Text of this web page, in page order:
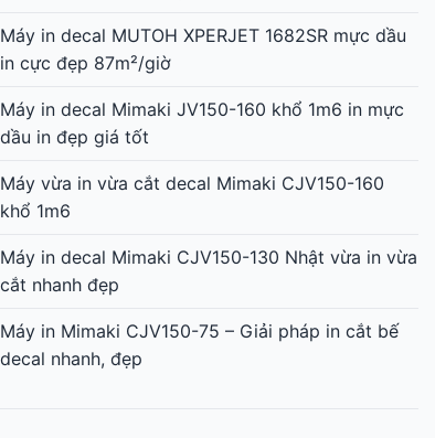
Máy in decal Mimaki JV150-160 khổ 1m6 in mực
dầu in đẹp giá tốt
Máy vừa in vừa cắt decal Mimaki CJV150-160
khổ 1m6
Máy in decal Mimaki CJV150-130 Nhật vừa in vừa
cắt nhanh đẹp
Máy in Mimaki CJV150-75 – Giải pháp in cắt bế
decal nhanh, đẹp